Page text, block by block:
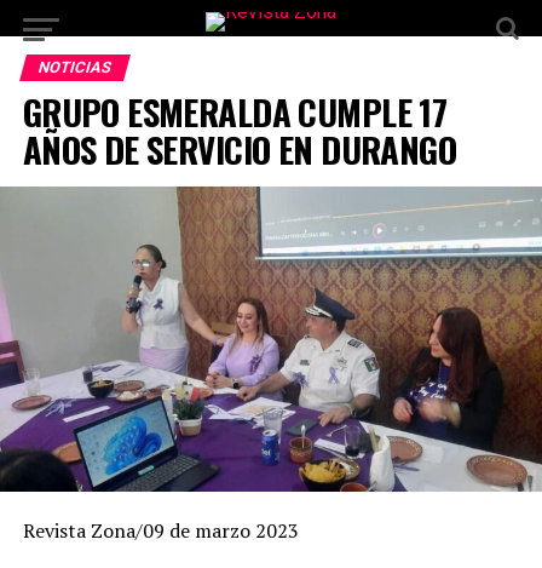
NOTICIAS
GRUPO ESMERALDA CUMPLE 17
AÑOS DE SERVICIO EN DURANGO
Revista Zona/09 de marzo 2023